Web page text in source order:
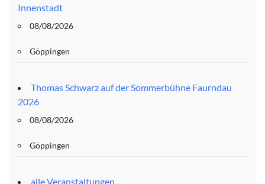
Innenstadt
08/08/2026
Göppingen
Thomas Schwarz auf der Sommerbühne Faurndau
2026
08/08/2026
Göppingen
alle Veranstaltungen